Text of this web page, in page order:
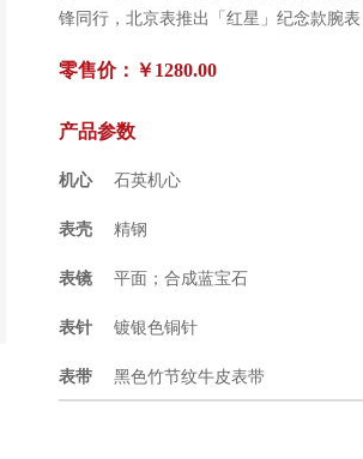
锋同行，北京表推出「红星」纪念款腕
零售价：￥1280.00
产品参数
机心 石英机心
表壳 精钢
表镜 平面；合成蓝宝石
表针 镀银色铜针
表带 黑色竹节纹牛皮表带